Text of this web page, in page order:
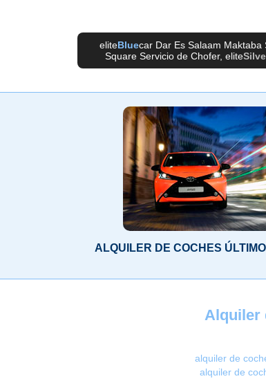
eliteBluecar Dar Es Salaam
Square Servicio de Chofer, elite
ALQUILER DE COCHES
Alquiler
alquiler de
alquiler de